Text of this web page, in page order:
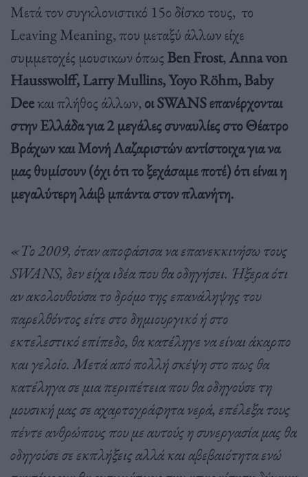
Μετά τον συγκλονιστικό 15ο δίσκο τους, το
Leaving Meaning, που μεταξύ άλλων είχε
συμμετοχές μουσικων όπωςBenFrost,Annavon
Hausswolff, LarryMullins, YoyoRöhm, Baby
Deeκαι πλήθος άλλων, οιSWANSεπανέρχονται
στην Ελλάδα για 2 μεγάλες συναυλίες στο Θέατρο
Βράχων και Μονή Λαζαριστών αντίστοιχα για να
μας θυμίσουν (όχι ότι το ξεχάσαμε ποτέ) ότι είναι η
μεγαλύτερη λάιβ μπάντα στον πλανήτη.
«Το 2009, όταν αποφάσισα να επανεκκινήσω τους
SWANS, δεν είχα ιδέα που θα οδηγήσει. Ήξερα ότι
αν ακολουθούσα το δρόμο της επανάληψης του
παρελθόντος είτε στο δημιουργικό ή στο
εκτελεστικό επίπεδο, θα κατέληγε να είναι άκαρπο
και γελοίο. Μετά από πολλή σκέψη στο πως θα
κατέληγα σε μια περιπέτεια που θα οδηγούσε τη
μουσική μας σε αχαρτογράφητα νερά, επέλεξα τους
πέντε ανθρώπους που με αυτούς η συνεργασία μας θα
οδηγούσε σε εκπλήξεις αλλά και αβεβαιότητα ενώ